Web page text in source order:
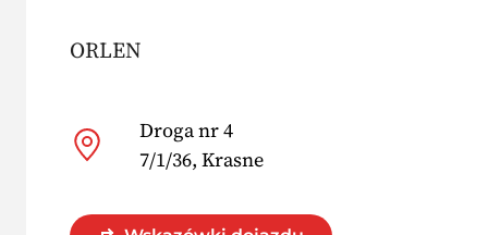
ORLEN
Droga nr 4
7/1/36, Krasne